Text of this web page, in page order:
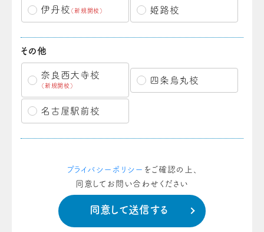
伊丹校 （新規開校） 姫路校
その他
奈良西大寺校
（新規開校）
四条烏丸校
名古屋駅前校
プライバシーポリシー をご確認の上、
同意してお問い合わせください